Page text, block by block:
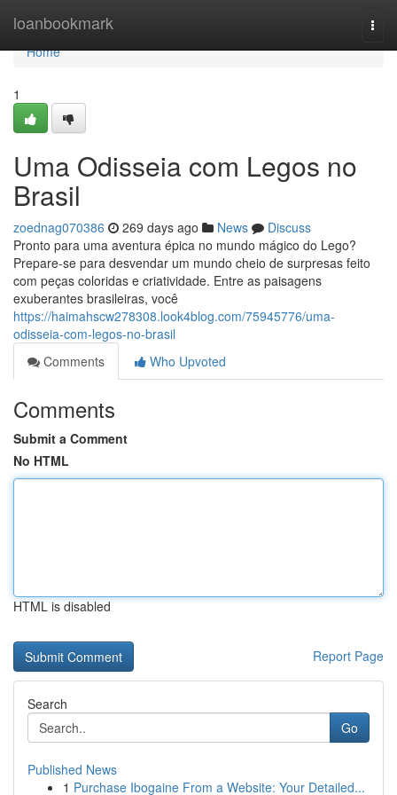
loanbookmark
Home
Home
1
Uma Odisseia com Legos no
Brasil
zoednag070386 269 days ago News
Discuss
Pronto para uma aventura épica no mundo mágico do Lego?
Prepare-se para desvendar um mundo cheio de surpresas feito
com peças coloridas e criatividade. Entre as paisagens
exuberantes brasileiras, você
https://haimahscw278308.look4blog.com/75945776/uma-
odisseia-com-legos-no-brasil
Comments
Who Upvoted
Comments
Submit a Comment
No HTML
HTML is disabled
Report Page
Search
Go
Published News
1 Purchase Ibogaine From a Website: Your Detailed...